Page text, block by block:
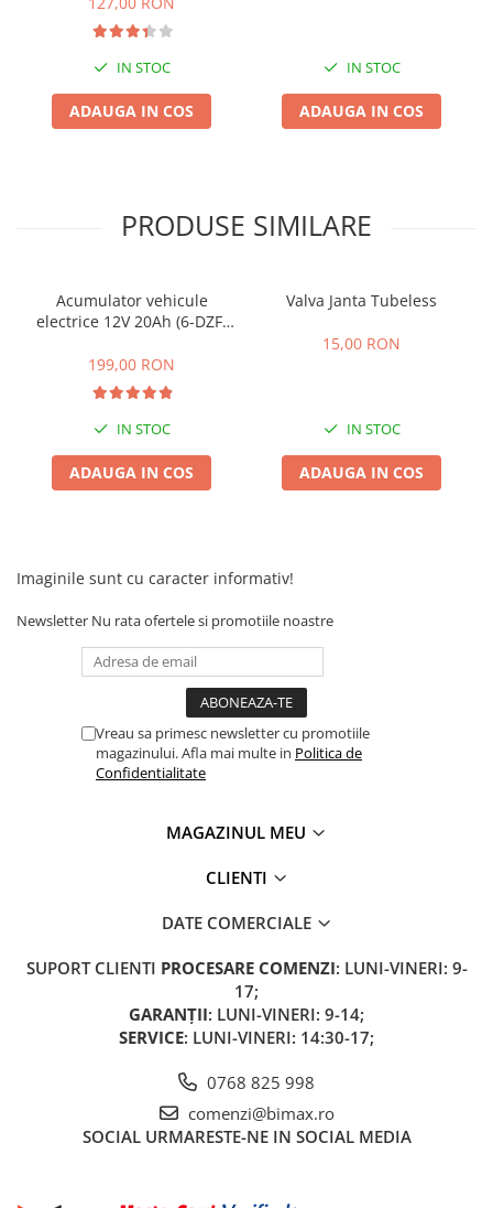
Acumulatori 24V
Acumulatori 48V
Cauciucuri
Controllere
Incarcatoare 24V
Incarcatoare 36V
Lumini
Kit Conversie
Piese Trotinete Electrice
PIESE UNIVERSALE
Baterie Trotineta Electrica
Cauciuc Trotineta Electrica
Camera Trotineta Electrica
Controller Trotineta Electrica
Display/Ecran Trotineta Electrica
Franare Trotineta Electrica
Aparatori Noroi Trotineta Electrica
Electrice Diverse, Contacte,
Lumini Trotinete Electrice
Kukirin M4 MAX
IN STOC
ADAUGA IN COS
IN STOC
ADAUGA IN COS
PRODUSE SIMILARE
Acumulator vehicule
electrice 12V 20Ah (6-DZF-
199,00 RON
IN STOC
ADAUGA IN COS
Valva Janta Tubeless
15,00 RON
IN STOC
ADAUGA IN COS
Imaginile sunt cu caracter informativ!
Newsletter Nu rata ofertele si promotiile noastre
Vreau sa primesc newsletter cu promotiile
magazinului. Afla mai multe in Politica de
Confidentialitate
MAGAZINUL MEU
CLIENTI
DATE COMERCIALE
SUPORT CLIENTI PROCESARE COMENZI: LUNI-VINERI: 9-
17;
GARANȚII: LUNI-VINERI: 9-14;
SERVICE: LUNI-VINERI: 14:30-17;
0768 825 998
comenzi@bimax.ro
SOCIAL URMARESTE-NE IN SOCIAL MEDIA